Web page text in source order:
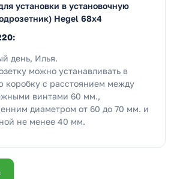
установки в установочную
Hegel 68x4
день, Илья.
можно устанавливать в
коробку с расстоянием между
винтами 60 мм.,
диаметром от 60 до 70 мм. и
не менее 40 мм.